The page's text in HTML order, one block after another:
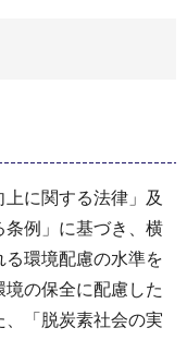
に関する法律」及
条例」に基づき、横
環境配慮の水準を
の保全に配慮した
「脱炭素社会の実